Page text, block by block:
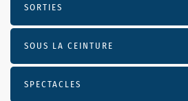
SORTIES
SOUS LA CEINTURE
SPECTACLES